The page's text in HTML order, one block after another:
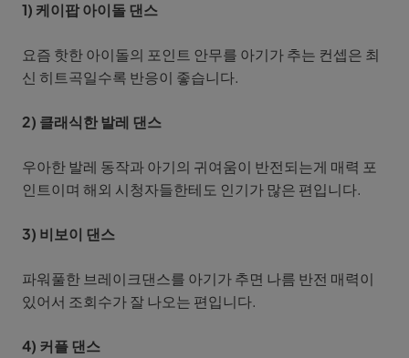
1) 케이팝 아이돌 댄스
요즘 핫한 아이돌의 포인트 안무를 아기가 추는 컨셉은 최
신 히트곡일수록 반응이 좋습니다.
2) 클래식한 발레 댄스
우아한 발레 동작과 아기의 귀여움이 반전되는게 매력 포
인트이며 해외 시청자들한테도 인기가 많은 편입니다.
3) 비보이 댄스
파워풀한 브레이크댄스를 아기가 추면 나름 반전 매력이
있어서 조회수가 잘 나오는 편입니다.
4) 커플 댄스